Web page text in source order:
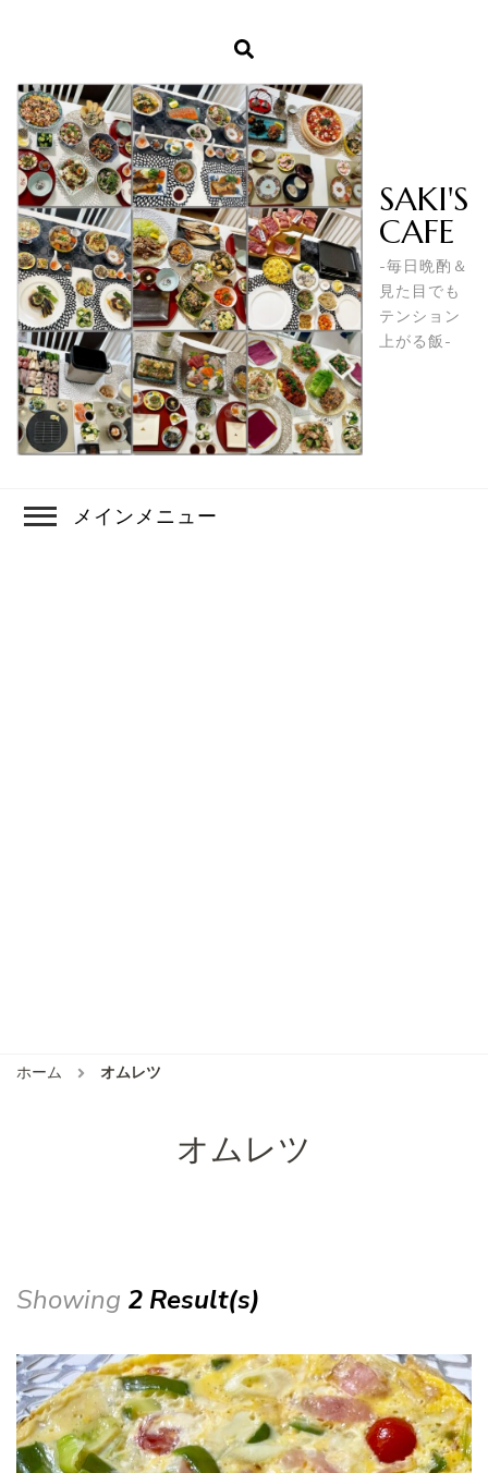
SAKI'S
CAFE
-毎日晩酌＆
見た目でも
テンション
上がる飯-
メインメニュー
ホーム オムレツ
オムレツ
Showing 2 Result(s)